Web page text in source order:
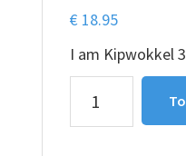
€ 18.95
I am Kipwokkel